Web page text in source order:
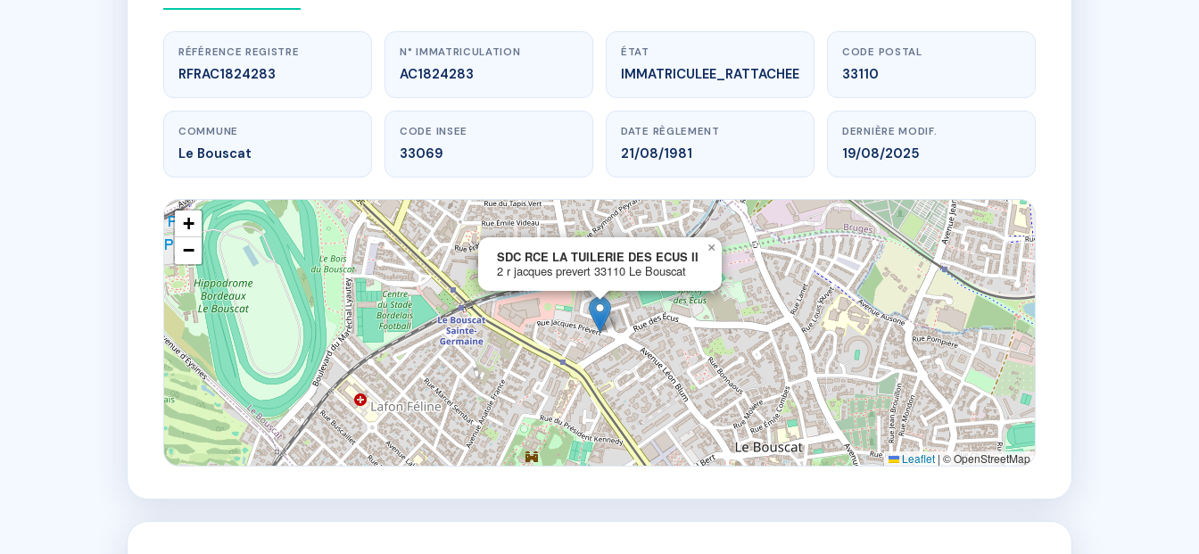
www.vme.plus/AC1824283
SDC RCE LA TUILERIE DES ECUS II
2 r jacques prevert33110 Le Bouscat
RÉFÉRENCE REGISTRE
RFRAC1824283
N° IMMATRICULATION
AC1824283
ÉTAT
IMMATRICULEE_RATTACHEE
CODE POSTAL
33110
COMMUNE
Le Bouscat
CODE INSEE
33069
DATE RÈGLEMENT
21/08/1981
DERNIÈRE MODIF.
19/08/2025
SDC RCE LA TUILERIE DES ECUS II
2 r jacques prevert 33110 Le Bouscat
×
+
−
Leaflet | © OpenStreetMap